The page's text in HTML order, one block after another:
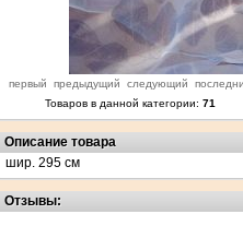
первый предыдущий следующий
Товаров в данной категории: 71
Описание товара
шир. 295 см
Отзывы: